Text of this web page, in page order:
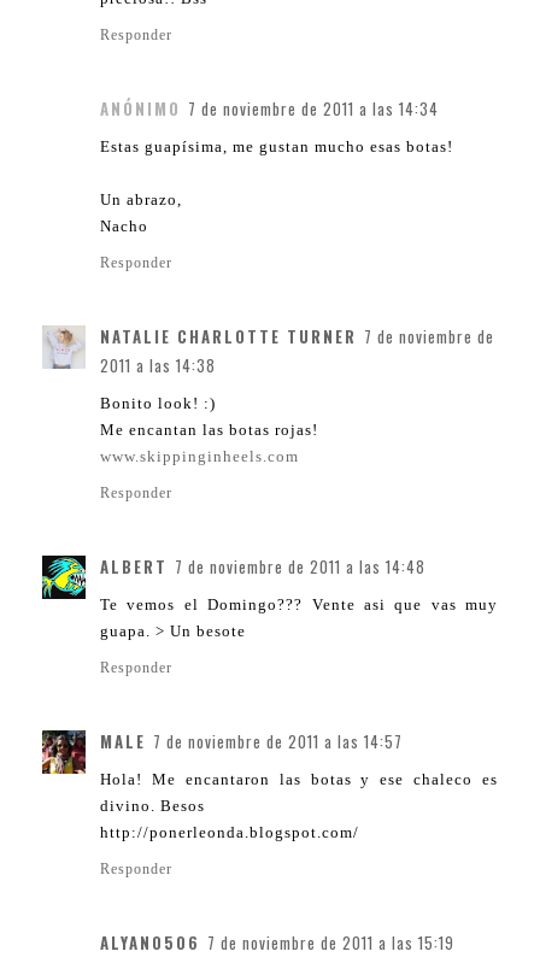
Responder
ANÓNIMO 7 de noviembre de 2011 a las 14:34
Estas guapísima, me gustan mucho esas botas!
Un abrazo,
Nacho
Responder
NATALIE CHARLOTTE TURNER 7 de noviembre de
2011 a las 14:38
Bonito look! :)
Me encantan las botas rojas!
www.skippinginheels.com
Responder
ALBERT 7 de noviembre de 2011 a las 14:48
Te vemos el Domingo??? Vente asi que vas muy
guapa. > Un besote
Responder
MALE 7 de noviembre de 2011 a las 14:57
Hola! Me encantaron las botas y ese chaleco es
divino. Besos
http://ponerleonda.blogspot.com/
Responder
ALYAN0506 7 de noviembre de 2011 a las 15:19